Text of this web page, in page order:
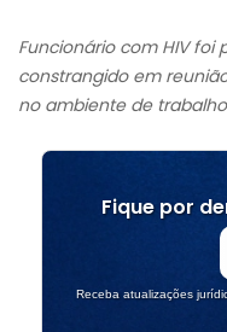
Funcionário com HIVfoi
constrangido em
no ambiente de
Fique por
Receba atualizações